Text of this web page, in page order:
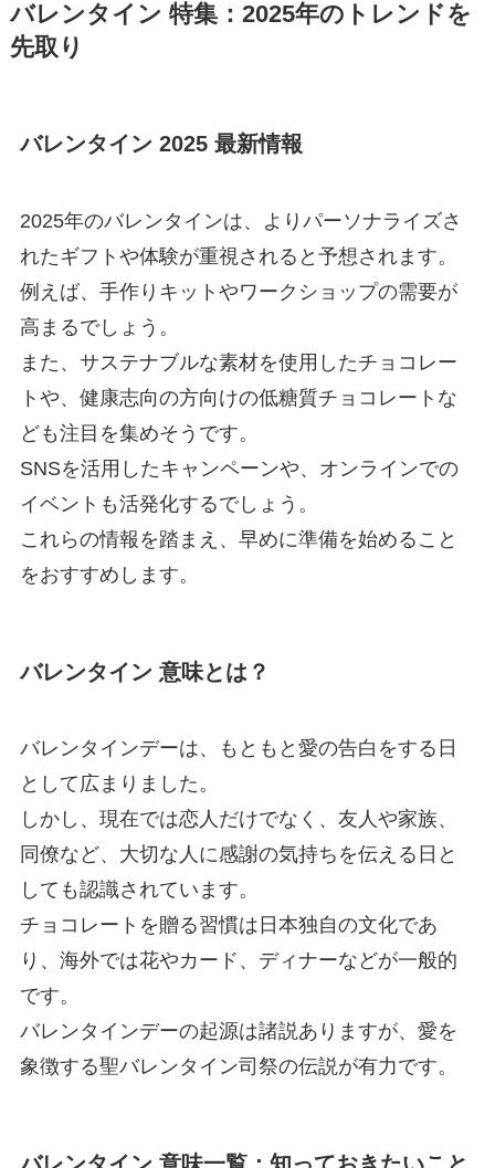
バレンタイン 特集：2025年のトレンドを
先取り
バレンタイン 2025 最新情報
2025年のバレンタインは、よりパーソナライズさ
れたギフトや体験が重視されると予想されます。
例えば、手作りキットやワークショップの需要が
高まるでしょう。
また、サステナブルな素材を使用したチョコレー
トや、健康志向の方向けの低糖質チョコレートな
ども注目を集めそうです。
SNSを活用したキャンペーンや、オンラインでの
イベントも活発化するでしょう。
これらの情報を踏まえ、早めに準備を始めること
をおすすめします。
バレンタイン 意味とは？
バレンタインデーは、もともと愛の告白をする日
として広まりました。
しかし、現在では恋人だけでなく、友人や家族、
同僚など、大切な人に感謝の気持ちを伝える日と
しても認識されています。
チョコレートを贈る習慣は日本独自の文化であ
り、海外では花やカード、ディナーなどが一般的
です。
バレンタインデーの起源は諸説ありますが、愛を
象徴する聖バレンタイン司祭の伝説が有力です。